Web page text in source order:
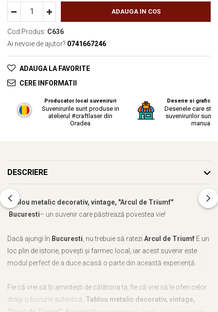
ADAUGA IN COS
Cod Produs: C636
Ai nevoie de ajutor? 0741667246
ADAUGA LA FAVORITE
CERE INFORMATII
Producator local suveniruri
Suvenirurile sunt produse in
atelierul #craftlaser din
Oradea
Desene si grafica
Desenele care
suvenirurilor sunt
manual.
DESCRIERE
Tablou metalic decorativ, vintage, "Arcul de Triumf"
Bucuresti– un suvenir care păstrează povestea vie!
Dacă ajungi în Bucuresti, nu trebuie să ratezi Arcul de Triumf E un
loc plin de istorie, povești și farmec local, iar acest suvenir este
modul perfect de a duce acasă o parte din această experiență.
Fie că vrei să îți amintești de călătoria ta, fie că vrei să le oferi celor
dragi o bucurie autentică, Tablou metalic decorativ, vintage,